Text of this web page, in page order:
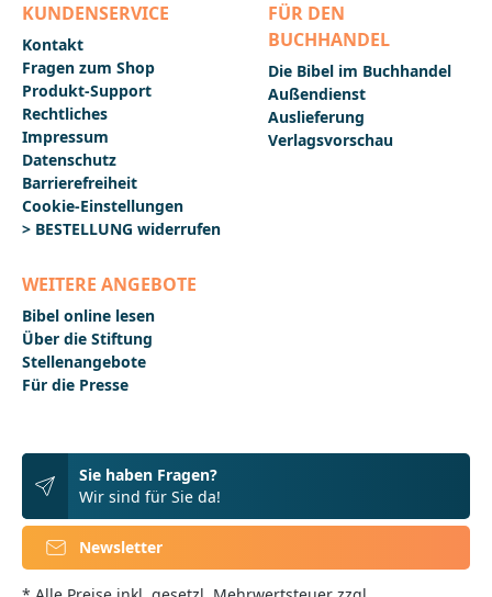
KUNDENSERVICE
Kontakt
Fragen zum Shop
Produkt-Support
Rechtliches
Impressum
Datenschutz
Barrierefreiheit
Cookie-Einstellungen
> BESTELLUNG widerrufen
FÜR DEN
BUCHHANDEL
Die Bibel im Buchhandel
Außendienst
Auslieferung
Verlagsvorschau
WEITERE ANGEBOTE
Bibel online lesen
Über die Stiftung
Stellenangebote
Für die Presse
Sie haben Fragen?
Wir sind für Sie da!
Newsletter